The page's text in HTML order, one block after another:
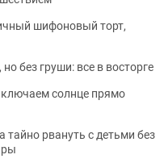
шифоновый торт,
без груши: все в восторге
солнце прямо
тайно рвануть с детьми без